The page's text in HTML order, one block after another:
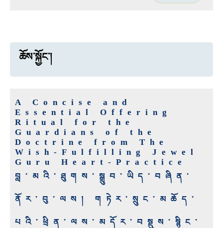
ཆོས་སྐྱོང་།
A Concise and
Essential Offering
Ritual for the
Guardians of the
Doctrine from The
Wish-Fulfilling Jewel
Guru Heart-Practice
བླ་མའི་ཐུགས་སྒྲུབ་ཡིད་བཞིན་
ནོར་བུ་ལས། གཏེར་སྲུང་མཆོད་
པའི་ཕྲིན་ལས་མདོར་བསྡུས་སྙིང་